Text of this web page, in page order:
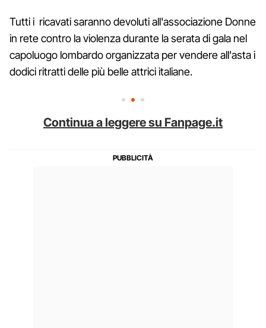
Tutti i ricavati saranno devoluti all'associazione Donne
in rete contro la violenza durante la serata di gala nel
capoluogo lombardo organizzata per vendere all'asta i
dodici ritratti delle più belle attrici italiane.
Continua a leggere su Fanpage.it